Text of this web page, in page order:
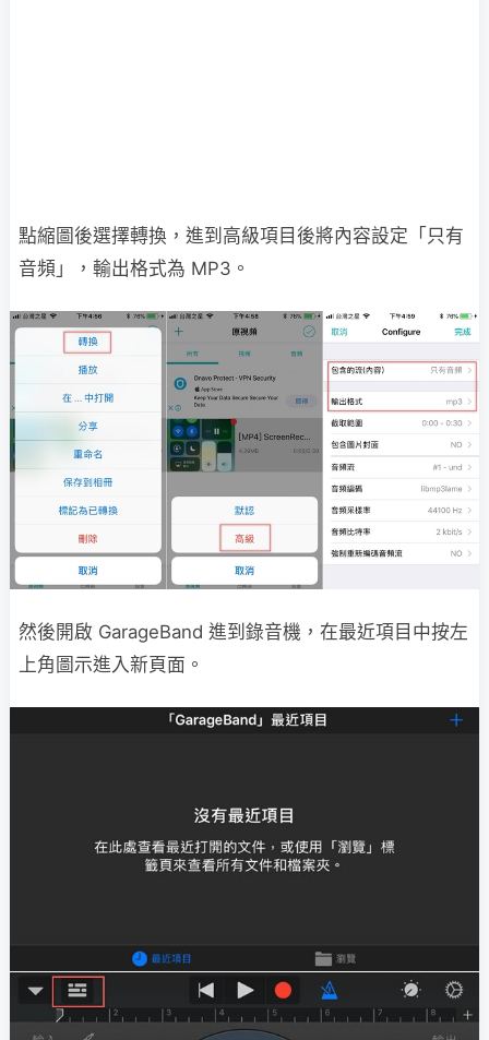
點縮圖後選擇轉換，進到高級項目後將內容設定「只有
音頻」，輸出格式為 MP3。
然後開啟 GarageBand 進到錄音機，在最近項目中按左
上角圖示進入新頁面。